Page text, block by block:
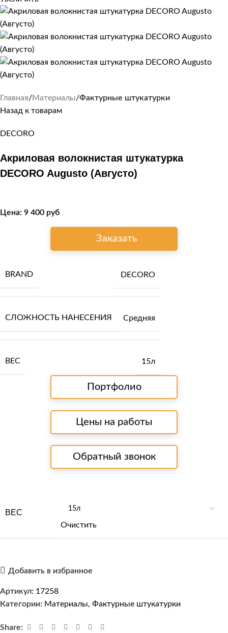
Главная Материалы Фактурные штукатурки
Назад к товарам
DECORO
Акриловая волокнистая штукатурка
DECORO Augusto (Августо)
Цена: 9 400 руб
Заказать
BRAND DECORO
СЛОЖНОСТЬ НАНЕСЕНИЯ Средняя
ВЕС 15л
Портфолио
Цены на работы
Обратный звонок
ВЕС
Очистить
Добавить в избранное
Артикул: 17258
Категории: Материалы, Фактурные штукатурки
Share: